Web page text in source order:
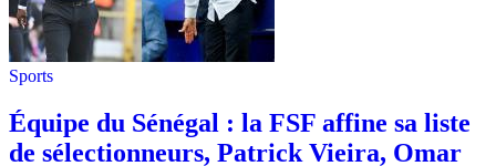
Sports
Équipe du Sénégal : la FSF affine sa liste
de sélectionneurs, Patrick Vieira, Omar